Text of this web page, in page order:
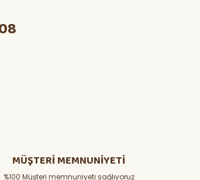
MÜŞTERİ MEMNUNİYETİ
%100 Müşteri memnuniyeti sağlıyoruz